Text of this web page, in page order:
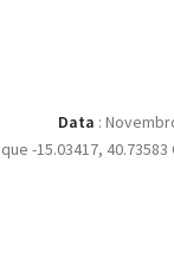
Data :
-15.03417,